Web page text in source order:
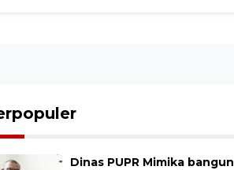
Dinas PUPR Mimika bangun